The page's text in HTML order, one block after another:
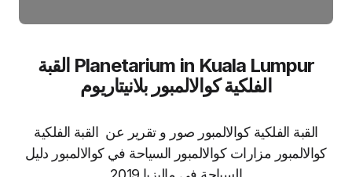
Planetarium in Kuala Lumpur القبة
الفلكية كوالالمبور بلانيتاريوم
القبة الفلكية كوالالمبور صور و تقرير عن القبة الفلكية
كوالالمبور مزارات كوالالمبور السياحة في كوالالمبور دليل